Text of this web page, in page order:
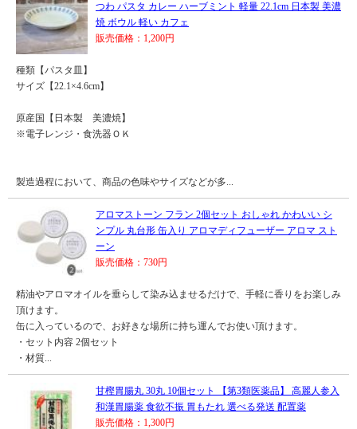
つわ パスタ カレー ハーブミント 軽量 22.1cm 日本製 美濃
焼 ボウル 軽い カフェ
販売価格：1,200円
種類【パスタ皿】
サイズ【22.1×4.6cm】
原産国【日本製 美濃焼】
※電子レンジ・食洗器ＯＫ
製造過程において、商品の色味やサイズなどが多...
アロマストーン フラン 2個セット おしゃれ かわいい シ
ンプル 丸台形 缶入り アロマディフューザー アロマ スト
ーン
販売価格：730円
精油やアロマオイルを垂らして染み込ませるだけで、手軽に香りをお楽しみ
頂けます。
缶に入っているので、お好きな場所に持ち運んでお使い頂けます。
・セット内容 2個セット
・材質...
甘樫胃腸丸 30丸 10個セット 【第3類医薬品】 高麗人参入
和漢胃腸薬 食欲不振 胃もたれ 選べる発送 配置薬
販売価格：1,300円